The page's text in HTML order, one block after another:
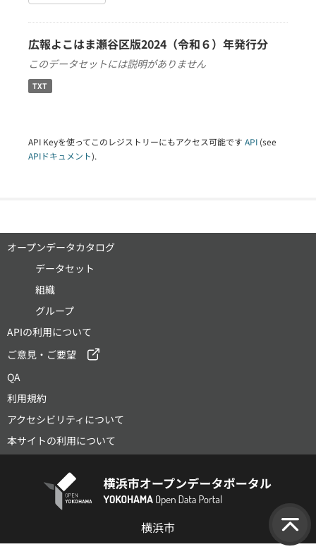
広報よこはま瀬谷区版2024（令和６）年発行分
このデータセットには説明がありません
TXT
API Keyを使ってこのレジストリーにもアクセス可能です API (see
APIドキュメント).
オープンデータカタログ
データセット
組織
グループ
APIの利用について
ご意見・ご要望
QA
利用規約
アクセシビリティについて
本サイトの利用について
横浜市